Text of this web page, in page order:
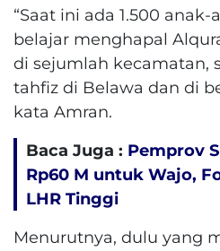
“Saat ini ada 1.500
belajar menghapal
di sejumlah kecamatan,
tahfiz di Belawa dan di
kata Amran.
Baca Juga : Pemprov
Rp60 M untuk Wajo,
LHR Tinggi
Menurutnya, dulu yang